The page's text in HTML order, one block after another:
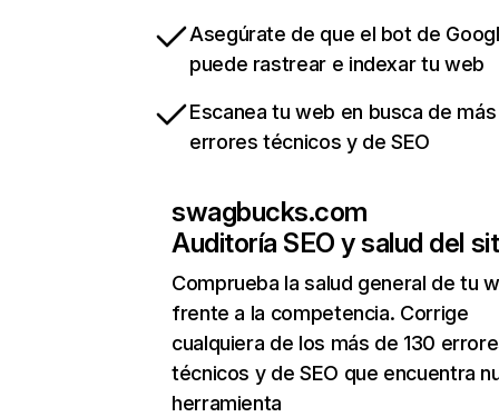
Asegúrate de que el bot de
puede rastrear e indexar tu web
Escanea tu web en busca de
errores técnicos y de SEO
swagbucks.com
Auditoría SEO y salud del
Comprueba la salud general de tu
frente a la competencia. Corrige
cualquiera de los más de 130
técnicos y de SEO que encuentra
herramienta